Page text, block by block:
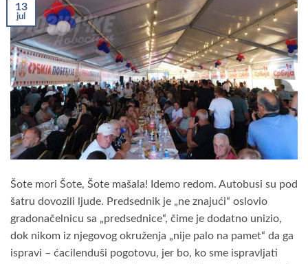
13
jul
Šote mori Šote, Šote mašala! Idemo redom. Autobusi su pod
šatru dovozili ljude. Predsednik je „ne znajući“ oslovio
gradonačelnicu sa „predsednice“, čime je dodatno unizio,
dok nikom iz njegovog okruženja „nije palo na pamet“ da ga
ispravi – ćacilenduši pogotovu, jer bo, ko sme ispravljati